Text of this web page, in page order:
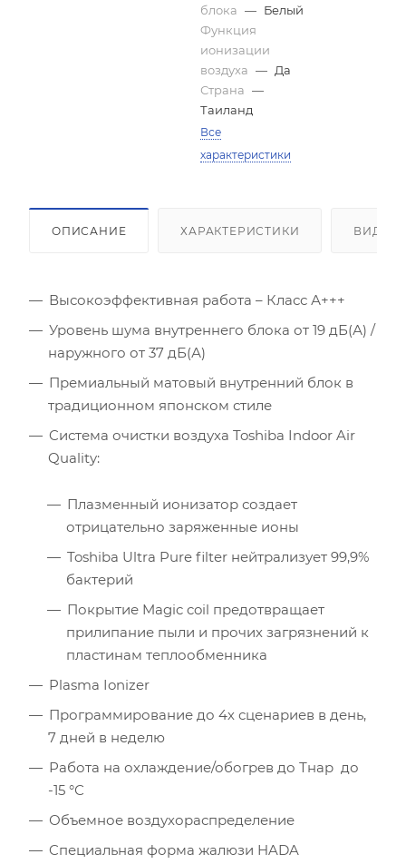
блока — Белый
Функция
ионизации
воздуха — Да
Страна —
Таиланд
Все
характеристики
ОПИСАНИЕ ХАРАКТЕРИСТИКИ ВИДЕО
Высокоэффективная работа – Класс А+++
Уровень шума внутреннего блока от 19 дБ(А) /
наружного от 37 дБ(А)
Премиальный матовый внутренний блок в
традиционном японском стиле
Cистема очистки воздуха Toshiba Indoor Air
Quality:
Плазменный ионизатор создает
отрицательно заряженные ионы
Toshiba Ultra Pure filter нейтрализует 99,9%
бактерий
Покрытие Magic coil предотвращает
прилипание пыли и прочих загрязнений к
пластинам теплообменника
Plasma Ionizer
Программирование до 4х сценариев в день,
7 дней в неделю
Работа на охлаждение/обогрев до Тнар до
-15 °С
Объемное воздухораспределение
Cпециальная форма жалюзи HADA
Площадь помещения (кв.м)
Высота потолка (м)
Инсоляция (степень освещенности солнцем)
Количество людей
Количество компьютеров
Мощность остальной бытовой техники, Вт
Расчётная мощность охлаждения: